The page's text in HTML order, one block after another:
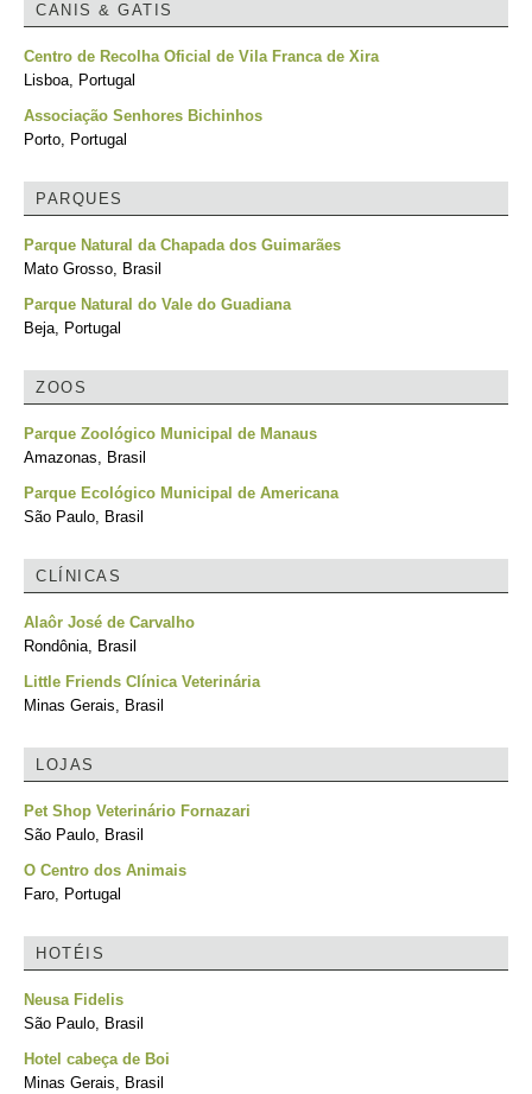
CANIS & GATIS
Centro de Recolha Oficial de Vila Franca de Xira
Lisboa, Portugal
Associação Senhores Bichinhos
Porto, Portugal
PARQUES
Parque Natural da Chapada dos Guimarães
Mato Grosso, Brasil
Parque Natural do Vale do Guadiana
Beja, Portugal
ZOOS
Parque Zoológico Municipal de Manaus
Amazonas, Brasil
Parque Ecológico Municipal de Americana
São Paulo, Brasil
CLÍNICAS
Alaôr José de Carvalho
Rondônia, Brasil
Little Friends Clínica Veterinária
Minas Gerais, Brasil
LOJAS
Pet Shop Veterinário Fornazari
São Paulo, Brasil
O Centro dos Animais
Faro, Portugal
HOTÉIS
Neusa Fidelis
São Paulo, Brasil
Hotel cabeça de Boi
Minas Gerais, Brasil